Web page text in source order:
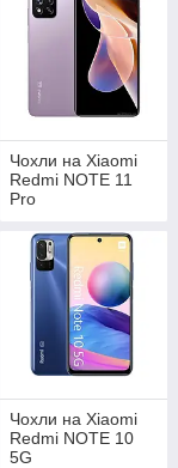
Чохли на Xiaomi
Redmi NOTE 11
Pro
Чохли на Xiaomi
Redmi NOTE 10
5G